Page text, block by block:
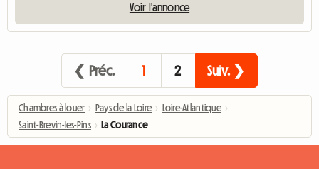
Voir l'annonce
❮ Préc. 1 2 Suiv. ❯
Chambres à louer › Pays de la Loire › Loire-Atlantique ›
Saint-Brevin-les-Pins › La Courance